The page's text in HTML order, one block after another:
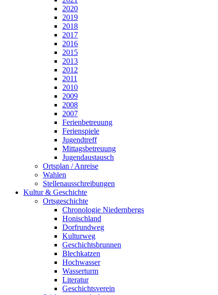
2020
2019
2018
2017
2016
2015
2013
2012
2011
2010
2009
2008
2007
Ferienbetreuung
Ferienspiele
Jugendtreff
Mittagsbetreuung
Jugendaustausch
Ortsplan / Anreise
Wahlen
Stellenausschreibungen
Kultur & Geschichte
Ortsgeschichte
Chronologie Niedernbergs
Honischland
Dorfrundweg
Kulturweg
Geschichtsbrunnen
Blechkatzen
Hochwasser
Wasserturm
Literatur
Geschichtsverein